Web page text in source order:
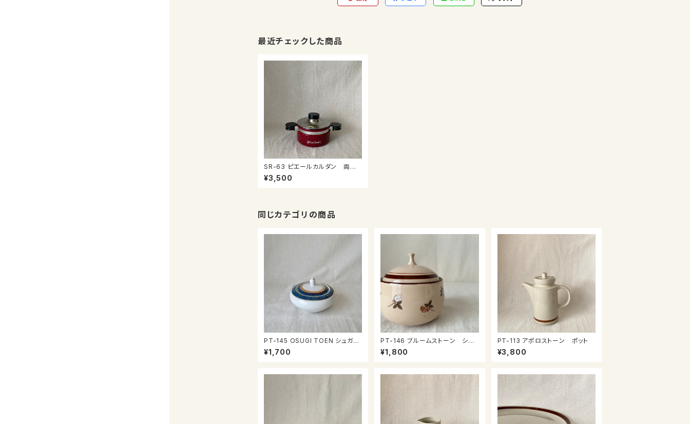
最近チェックした商品
SR-63 ピエールカルダン 両手
鍋
¥3,500
同じカテゴリの商品
PT-145 OSUGI TOEN シュガー
ポット
¥1,700
PT-146 ブルームストーン シュ
ガーポット
¥1,800
PT-113 アポロストーン ポット
¥3,800